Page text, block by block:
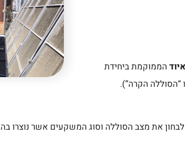
הממוקמת ביחידת
“הסוללה הקרה”).
לבחון את מצב הסוללה וסוג המשקעים אשר נוצרו